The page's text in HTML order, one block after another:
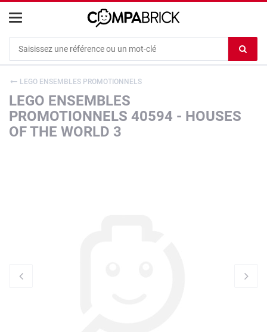
le
LEGO ENSEMBLES PROMOTIONNELS
LEGO ENSEMBLES
PROMOTIONNELS 40594 - HOUSES
OF THE WORLD 3
Cookies management panel